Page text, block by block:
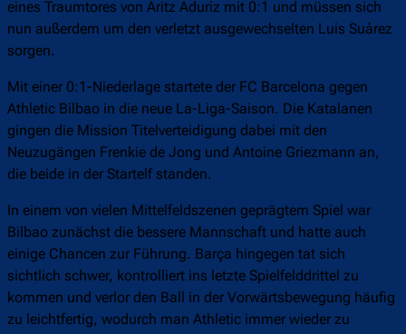
eines Traumtores von Aritz Aduriz mit 0:1 und müssen sich
nun außerdem um den verletzt ausgewechselten Luis Suárez
sorgen.
Mit einer 0:1-Niederlage startete der FC Barcelona gegen
Athletic Bilbao in die neue La-Liga-Saison. Die Katalanen
gingen die Mission Titelverteidigung dabei mit den
Neuzugängen Frenkie de Jong und Antoine Griezmann an,
die beide in der Startelf standen.
In einem von vielen Mittelfeldszenen geprägtem Spiel war
Bilbao zunächst die bessere Mannschaft und hatte auch
einige Chancen zur Führung. Barça hingegen tat sich
sichtlich schwer, kontrolliert ins letzte Spielfelddrittel zu
kommen und verlor den Ball in der Vorwärtsbewegung häufig
zu leichtfertig, wodurch man Athletic immer wieder zu